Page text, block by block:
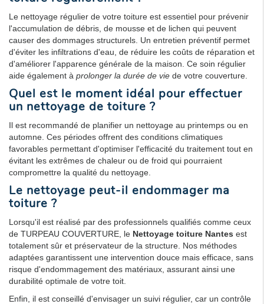
Le nettoyage régulier de votre toiture est essentiel pour prévenir
l'accumulation de débris, de mousse et de lichen qui peuvent
causer des dommages structurels. Un entretien préventif permet
d'éviter les infiltrations d'eau, de réduire les coûts de réparation et
d'améliorer l'apparence générale de la maison. Ce soin régulier
aide également à prolonger la durée de vie de votre couverture.
Quel est le moment idéal pour effectuer
un nettoyage de toiture ?
Il est recommandé de planifier un nettoyage au printemps ou en
automne. Ces périodes offrent des conditions climatiques
favorables permettant d'optimiser l'efficacité du traitement tout en
évitant les extrêmes de chaleur ou de froid qui pourraient
compromettre la qualité du nettoyage.
Le nettoyage peut-il endommager ma
toiture ?
Lorsqu'il est réalisé par des professionnels qualifiés comme ceux
de TURPEAU COUVERTURE, le Nettoyage toiture Nantes est
totalement sûr et préservateur de la structure. Nos méthodes
adaptées garantissent une intervention douce mais efficace, sans
risque d'endommagement des matériaux, assurant ainsi une
durabilité optimale de votre toit.
Enfin, il est conseillé d'envisager un suivi régulier, car un contrôle